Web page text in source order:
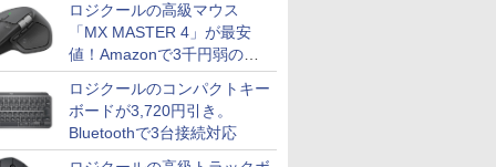
ロジクールの高級マウス
「MX MASTER 4」が最安
値！Amazonで3千円弱の割
引
ロジクールのコンパクトキー
ボードが3,720円引き。
Bluetoothで3台接続対応